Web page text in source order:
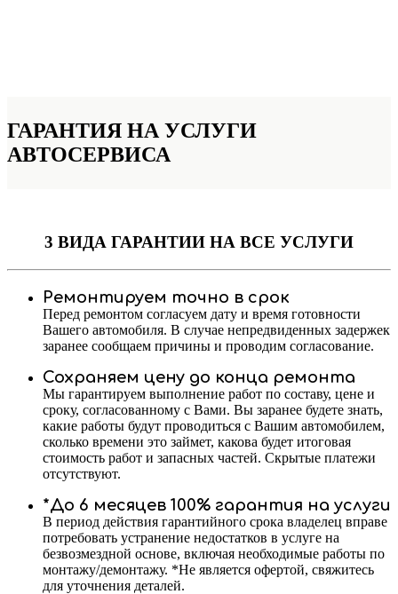
ГАРАНТИЯ НА УСЛУГИ
АВТОСЕРВИСА
3 ВИДА ГАРАНТИИ НА ВСЕ УСЛУГИ
Ремонтируем точно в срок
Перед ремонтом согласуем дату и время готовности
Вашего автомобиля. В случае непредвиденных задержек
заранее сообщаем причины и проводим согласование.
Сохраняем цену до конца ремонта
Мы гарантируем выполнение работ по составу, цене и
сроку, согласованному с Вами. Вы заранее будете знать,
какие работы будут проводиться с Вашим автомобилем,
сколько времени это займет, какова будет итоговая
стоимость работ и запасных частей. Скрытые платежи
отсутствуют.
*До 6 месяцев 100% гарантия на услуги
В период действия гарантийного срока владелец вправе
потребовать устранение недостатков в услуге на
безвозмездной основе, включая необходимые работы по
монтажу/демонтажу. *Не является офертой, свяжитесь
для уточнения деталей.